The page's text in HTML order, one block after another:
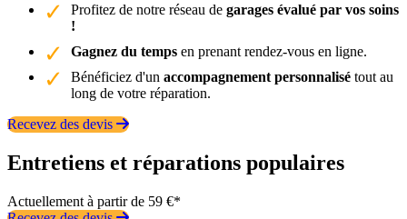
Profitez de notre réseau de garages évalué par vos soins
!
Gagnez du temps en prenant rendez-vous en ligne.
Bénéficiez d'un accompagnement personnalisé tout au
long de votre réparation.
Recevez des devis
Entretiens et réparations populaires
Actuellement à partir de 59 €*